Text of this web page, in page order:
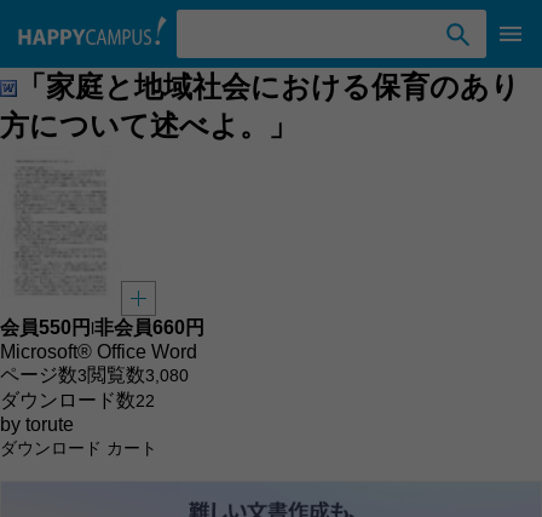
「家庭と地域社会における保育のあり
方について述べよ。」
会員550円 l非会員660円
Microsoft® Office Word
ページ数3閲覧数3,080
ダウンロード数22
by torute
ダウンロード カート